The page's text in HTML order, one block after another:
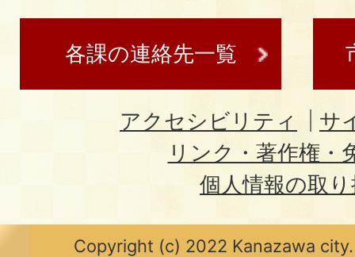
各課の連絡先一覧
アクセシビリティ
サ
リンク・著作権・
個人情報の取
Copyright (c) 2022 Kanazawa